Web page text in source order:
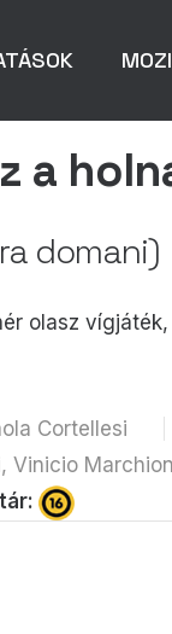
a
domani)
olasz vígjáték,
Cortellesi